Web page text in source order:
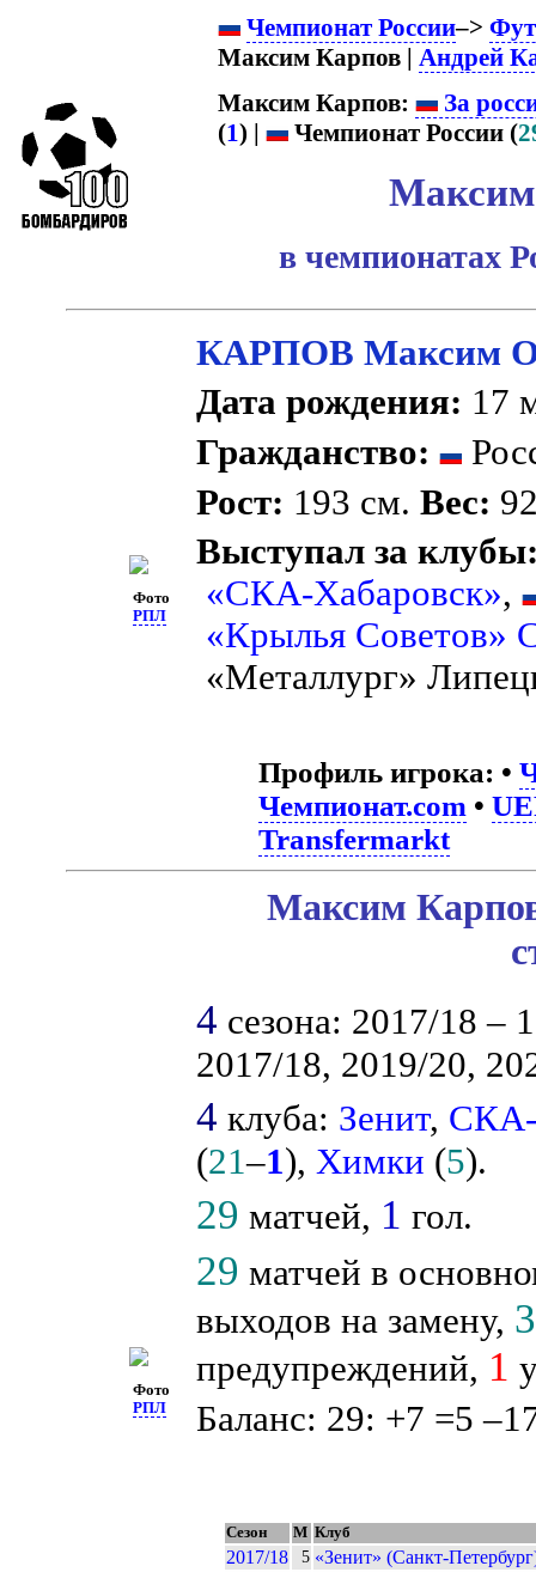
Чемпионат России–>
Максим Карпов | Андрей
Максим Карпов:
За
(1) | Чемпионат России (
в чемпионатах
Фото
РПЛ
КАРПОВ Максим
Дата рождения: 17
Гражданство:
Рост: 193 см.Вес:
Выступал за
«СКА-Хабаровск»,
«Крылья Советов»
«Металлург»
Профиль игрока: •
Чемпионат.com •
Transfermarkt
Фото
РПЛ
Максим
4 сезона: 2017/18 –
2017/18, 2019/20,
4 клуба: Зенит, СКА-
(21–1),Химки (5).
29 матчей, 1 гол.
29 матчей в
выходов на замену,
предупреждений, 1
Баланс: 29: +7 =5
Сезон М Клуб
2017/18 5 «Зенит» (Санкт-